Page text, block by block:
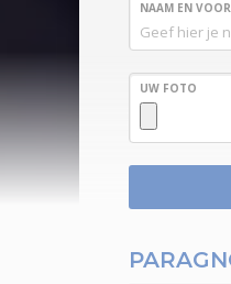
NAAM EN
UW FOTO